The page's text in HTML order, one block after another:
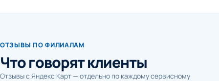
ОТЗЫВЫ ПО ФИЛИАЛАМ
Что говорят клиенты
Отзывы с Яндекс Карт — отдельно по каждому сервисному